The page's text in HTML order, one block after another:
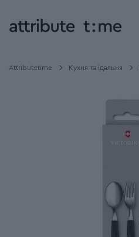
Attributetime Кухня та їдальня